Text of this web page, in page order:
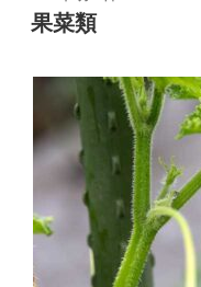
稿
日:
果菜類